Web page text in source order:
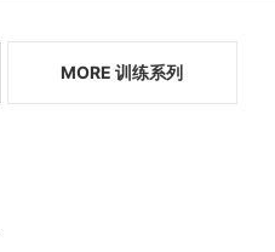
MORE 训练系列